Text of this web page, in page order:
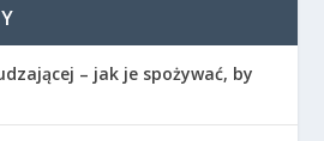
– jak je spożywać, by